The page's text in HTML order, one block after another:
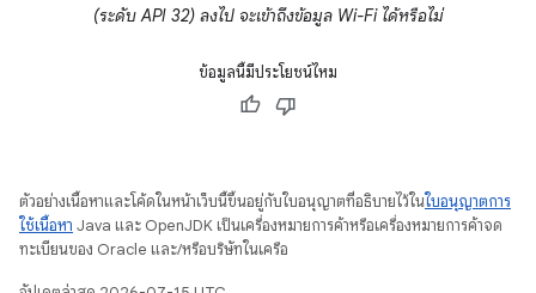
(ระดับ API 32) ลงไป จะเข้าถึงข้อมูล Wi-Fi ได้หรือไม่
ข้อมูลนี้มีประโยชน์ไหม
ตัวอย่างเนื้อหาและโค้ดในหน้าเว็บนี้ขึ้นอยู่กับใบอนุญาตที่อธิบายไว้ในใบอนุญาตการ
ใช้เนื้อหา Java และ OpenJDK เป็นเครื่องหมายการค้าหรือเครื่องหมายการค้าจด
ทะเบียนของ Oracle และ/หรือบริษัทในเครือ